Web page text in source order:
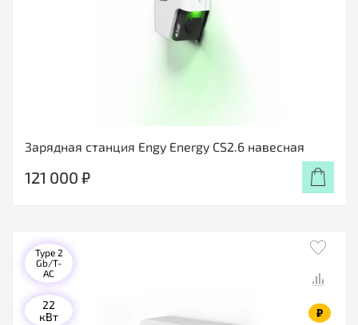
Зарядная станция Engy Energy CS2.6 навесная
121 000 ₽
₽
Type 2
Gb/T-
AC
22
кВт